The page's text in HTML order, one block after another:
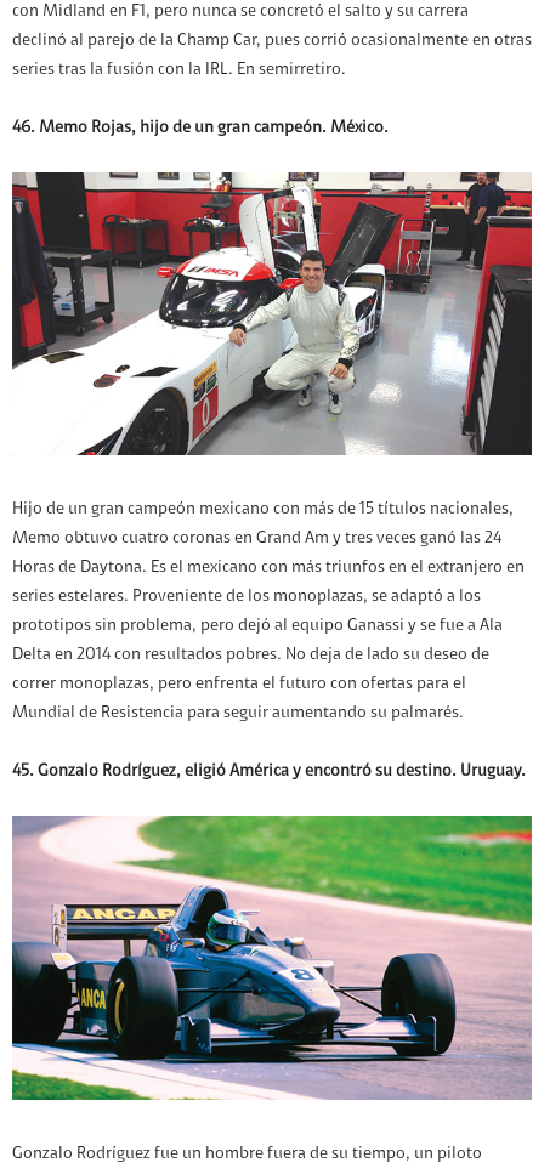
con Midland en F1, pero nunca se concretó el salto y su carrera
declinó al parejo de la Champ Car, pues corrió ocasionalmente en otras
series tras la fusión con la IRL. En semirretiro.
46. Memo Rojas, hijo de un gran campeón. México.
Hijo de un gran campeón mexicano con más de 15 títulos nacionales,
Memo obtuvo cuatro coronas en Grand Am y tres veces ganó las 24
Horas de Daytona. Es el mexicano con más triunfos en el extranjero en
series estelares. Proveniente de los monoplazas, se adaptó a los
prototipos sin problema, pero dejó al equipo Ganassi y se fue a Ala
Delta en 2014 con resultados pobres. No deja de lado su deseo de
correr monoplazas, pero enfrenta el futuro con ofertas para el
Mundial de Resistencia para seguir aumentando su palmarés.
45. Gonzalo Rodríguez, eligió América y encontró su destino. Uruguay.
Gonzalo Rodríguez fue un hombre fuera de su tiempo, un piloto